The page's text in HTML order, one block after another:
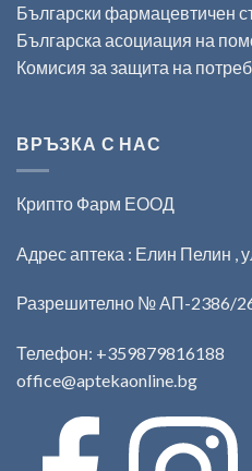
Български фармацевтичен
Българска асоциация на
Комисия за защита на
ВРЪЗКА С НАС
Крипто Фарм ЕООД
Адрес аптека : Елин Пелин ,
Разрешително № АП-2386/
Телефон: +359879816188
office@aptekaonline.bg